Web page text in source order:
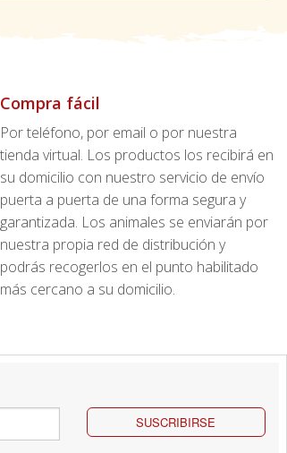
Compra fácil
Por teléfono, por email o por nuestra
tienda virtual. Los productos los recibirá en
su domicilio con nuestro servicio de envío
puerta a puerta de una forma segura y
garantizada. Los animales se enviarán por
nuestra propia red de distribución y
podrás recogerlos en el punto habilitado
más cercano a su domicilio.
SUSCRIBIRSE